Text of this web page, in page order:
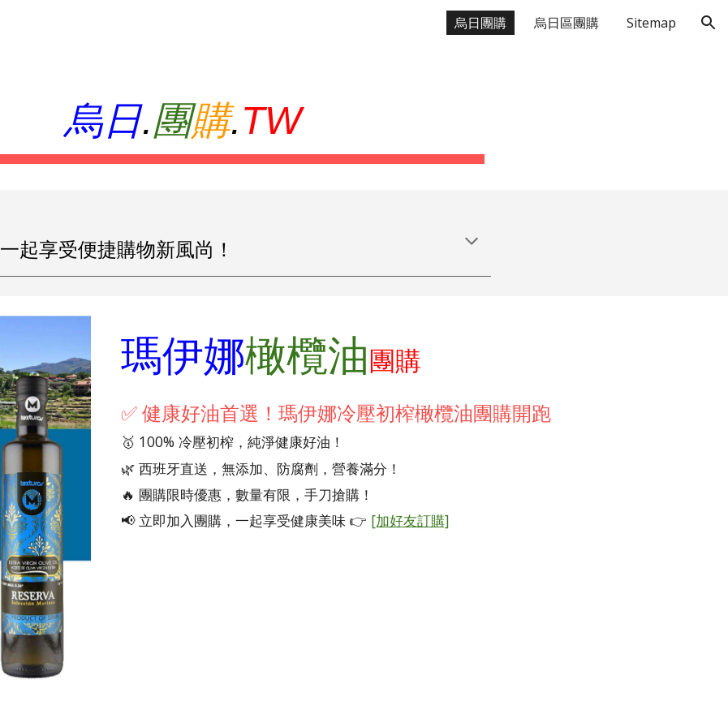
烏日團購 烏日區團購 Sitemap
烏日.團購.TW
一起享受便捷購物新風尚！
瑪伊娜橄欖油團購
✅ 健康好油首選！瑪伊娜冷壓初榨橄欖油團購開跑
🥇 100% 冷壓初榨，純淨健康好油！
🌿 西班牙直送，無添加、防腐劑，營養滿分！
🔥 團購限時優惠，數量有限，手刀搶購！
📢 立即加入團購，一起享受健康美味 👉 [加好友訂購]